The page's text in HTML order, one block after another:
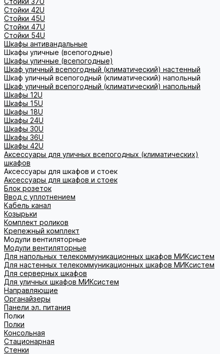
Стойки 42U
Стойки 45U
Стойки 47U
Стойки 54U
Шкафы антивандальные
Шкафы уличные (всепогодные)
Шкафы уличные (всепогодные)
Шкаф уличный всепогодный (климатический) настенный
Шкаф уличный всепогодный (климатический) напольный
Шкаф уличный всепогодный (климатический) напольный
Шкафы 12U
Шкафы 15U
Шкафы 18U
Шкафы 24U
Шкафы 30U
Шкафы 36U
Шкафы 42U
Аксессуары для уличных всепогодных (климатических)
шкафов
Аксессуары для шкафов и стоек
Аксессуары для шкафов и стоек
Блок розеток
Ввод с уплотнением
Кабель канал
Козырьки
Комплект роликов
Крепежный комплект
Модули вентиляторные
Модули вентиляторные
Для напольных телекоммуникационных шкафов МИКсистем
Для настенных телекоммуникационных шкафов МИКсистем
Для серверных шкафов
Для уличных шкафов МИКсистем
Направляющие
Органайзеры
Панели эл. питания
Полки
Полки
Консольная
Стационарная
Стенки